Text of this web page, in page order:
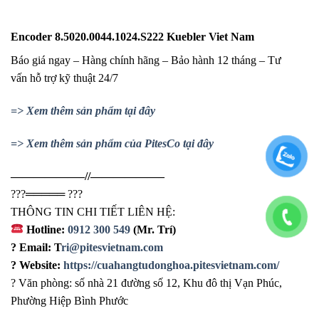
Encoder 8.5020.0044.1024.S222 Kuebler Viet Nam
Báo giá ngay – Hàng chính hãng – Bảo hành 12 tháng – Tư
vấn hỗ trợ kỹ thuật 24/7
=> Xem thêm sản phẩm tại đây
=> Xem thêm sản phẩm của PitesCo tại đây
——————–//——————–
???═════???
THÔNG TIN CHI TIẾT LIÊN HỆ:
Hotline:0912 300 549 (Mr. Trí)
? Email: Tri@pitesvietnam.com
? Website: https://cuahangtudonghoa.pitesvietnam.com/
? Văn phòng: số nhà 21 đường số 12, Khu đô thị Vạn Phúc,
Phường Hiệp Bình Phước